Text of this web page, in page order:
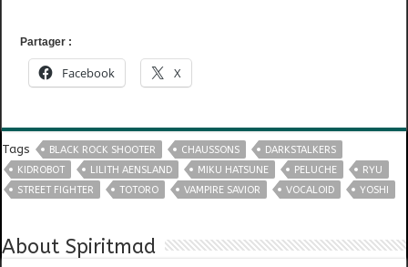
Partager :
Facebook X
Tags BLACK ROCK SHOOTER CHAUSSONS
DARKSTALKERS
KIDROBOT
LILITH AENSLAND MIKU HATSUNE PELUCHE
RYU
STREET FIGHTER
TOTORO VAMPIRE SAVIOR VOCALOID YOSHI
About Spiritmad